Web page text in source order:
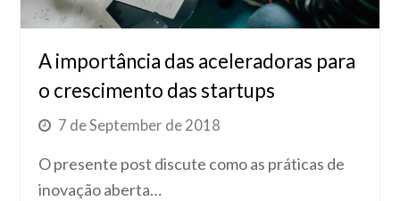
A importância das aceleradoras para
o crescimento das startups
7 de September de 2018
O presente post discute como as práticas de
inovação aberta…